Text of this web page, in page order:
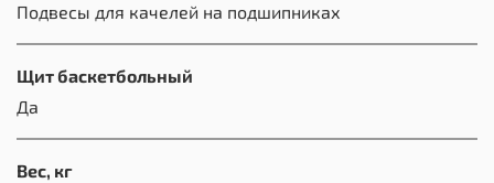
Подвесы для качелей на подшипниках
Щит баскетбольный
Да
Вес, кг